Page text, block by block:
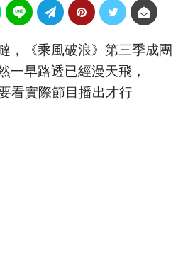
，《乘風破浪》第三季成團
一早路透已經漫天飛，
看實際節目播出才行